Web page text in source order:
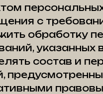
с
обработку
указанных
состав и